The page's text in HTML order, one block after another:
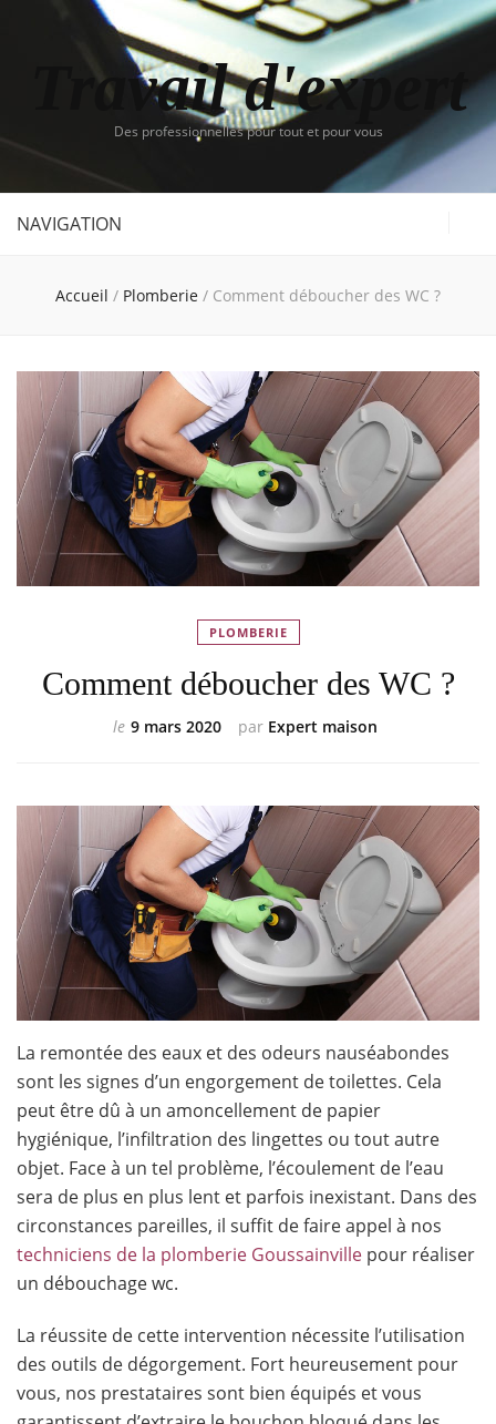
Travail d'expert
Des professionnelles pour tout et pour vous
NAVIGATION
Accueil / Plomberie / Comment déboucher des WC ?
PLOMBERIE
Comment déboucher des WC ?
par Expert maison
le 9 mars 2020
La remontée des eaux et des odeurs nauséabondes
sont les signes d’un engorgement de toilettes. Cela
peut être dû à un amoncellement de papier
hygiénique, l’infiltration des lingettes ou tout autre
objet. Face à un tel problème, l’écoulement de l’eau
sera de plus en plus lent et parfois inexistant. Dans des
circonstances pareilles, il suffit de faire appel à nos
techniciens de la plomberie Goussainville pour réaliser
un débouchage wc.
La réussite de cette intervention nécessite l’utilisation
des outils de dégorgement. Fort heureusement pour
vous, nos prestataires sont bien équipés et vous